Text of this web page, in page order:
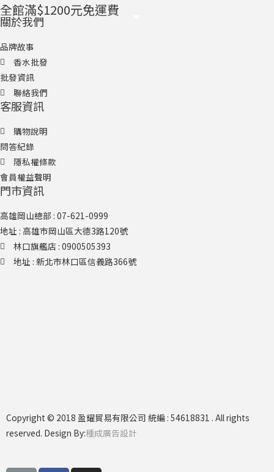
全館滿$1200元免運費
關於我們
品牌故事
香水批發
批發資訊
聯絡我們
客服資訊
購物說明
問答紀錄
隱私權條款
會員權益聲明
門市資訊
高雄岡山總部 : 07-621-0999
地址 : 高雄市岡山區大德3路120號
林口旗艦店​ : 0900505393
地址 : 新北市林口區信義路366號
Copyright © 2018 盈耀貿易有限公司 統編 : 54618831 . All rights
reserved. Design By:種成廣告設計